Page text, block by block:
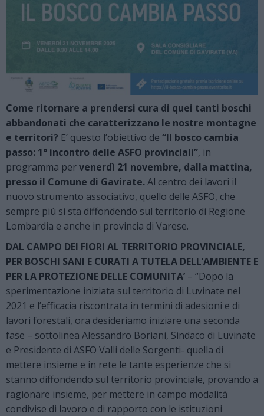
Come ritornare a prendersi cura di quei tanti boschi
abbandonati che caratterizzano le nostre montagne
e territori? E’ questo l’obiettivo de “Il bosco cambia
passo: 1° incontro delle ASFO provinciali”, in
programma pervenerdì 21 novembre, dalla mattina,
presso il Comune di Gavirate.Al centro dei lavori il
nuovo strumento associativo, quello delle ASFO, che
sempre più si sta diffondendo sul territorio di Regione
Lombardia e anche in provincia di Varese.
DAL CAMPO DEI FIORI AL TERRITORIO PROVINCIALE,
PER BOSCHI SANI E CURATI A TUTELA DELL’AMBIENTE E
PER LA PROTEZIONE DELLE COMUNITA’ – “Dopo la
sperimentazione iniziata sul territorio di Luvinate nel
2021 e l’efficacia riscontrata in termini di adesioni e di
lavori forestali, ora desideriamo iniziare una seconda
fase – sottolinea Alessandro Boriani, Sindaco di Luvinate
e Presidente di ASFO Valli delle Sorgenti- quella di
mettere insieme e in rete le tante esperienze che si
stanno diffondendo sul territorio provinciale, provando a
ragionare insieme, per mettere in campo modalità
condivise di lavoro e di rapporto con le istituzioni